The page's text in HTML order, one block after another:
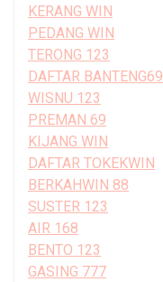
KERANG WIN
PEDANG WIN
TERONG 123
DAFTAR BANTENG69
WISNU 123
PREMAN 69
KIJANG WIN
DAFTAR TOKEKWIN
BERKAHWIN 88
SUSTER 123
AIR 168
BENTO 123
GASING 777